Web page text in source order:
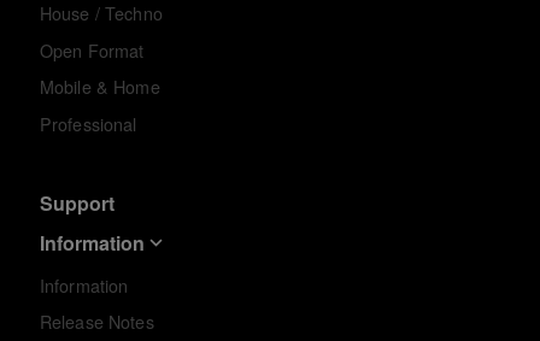
House / Techno
Open Format
Mobile & Home
Professional
Support
Information
Information
Release Notes